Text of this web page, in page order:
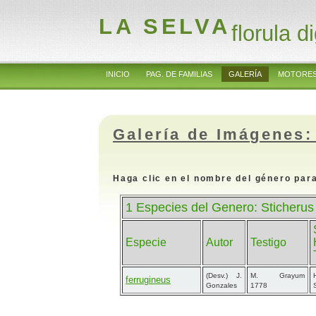
LA SELVAflorula
INICIO PAG. DE FAMILIAS GALERÍA
Galería de
Haga clic en el nombre del género
1 Especies del Genero:
Especie Autor Testigo
ferrugineus
(Desv.) J.
Gonzales
M. Grayum
1778